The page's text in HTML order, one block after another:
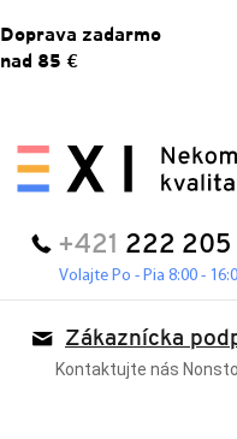
Doprava zadarmo
nad 85 €
+421 222 205
Volajte Po - Pia 8:00 -
Zákaznícka
Kontaktujte nás